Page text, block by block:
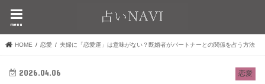
menu
HOME 恋愛 夫婦に「恋愛運」は意味がない？既婚者がパートナーとの関係を占う方法
恋愛
2026.04.06